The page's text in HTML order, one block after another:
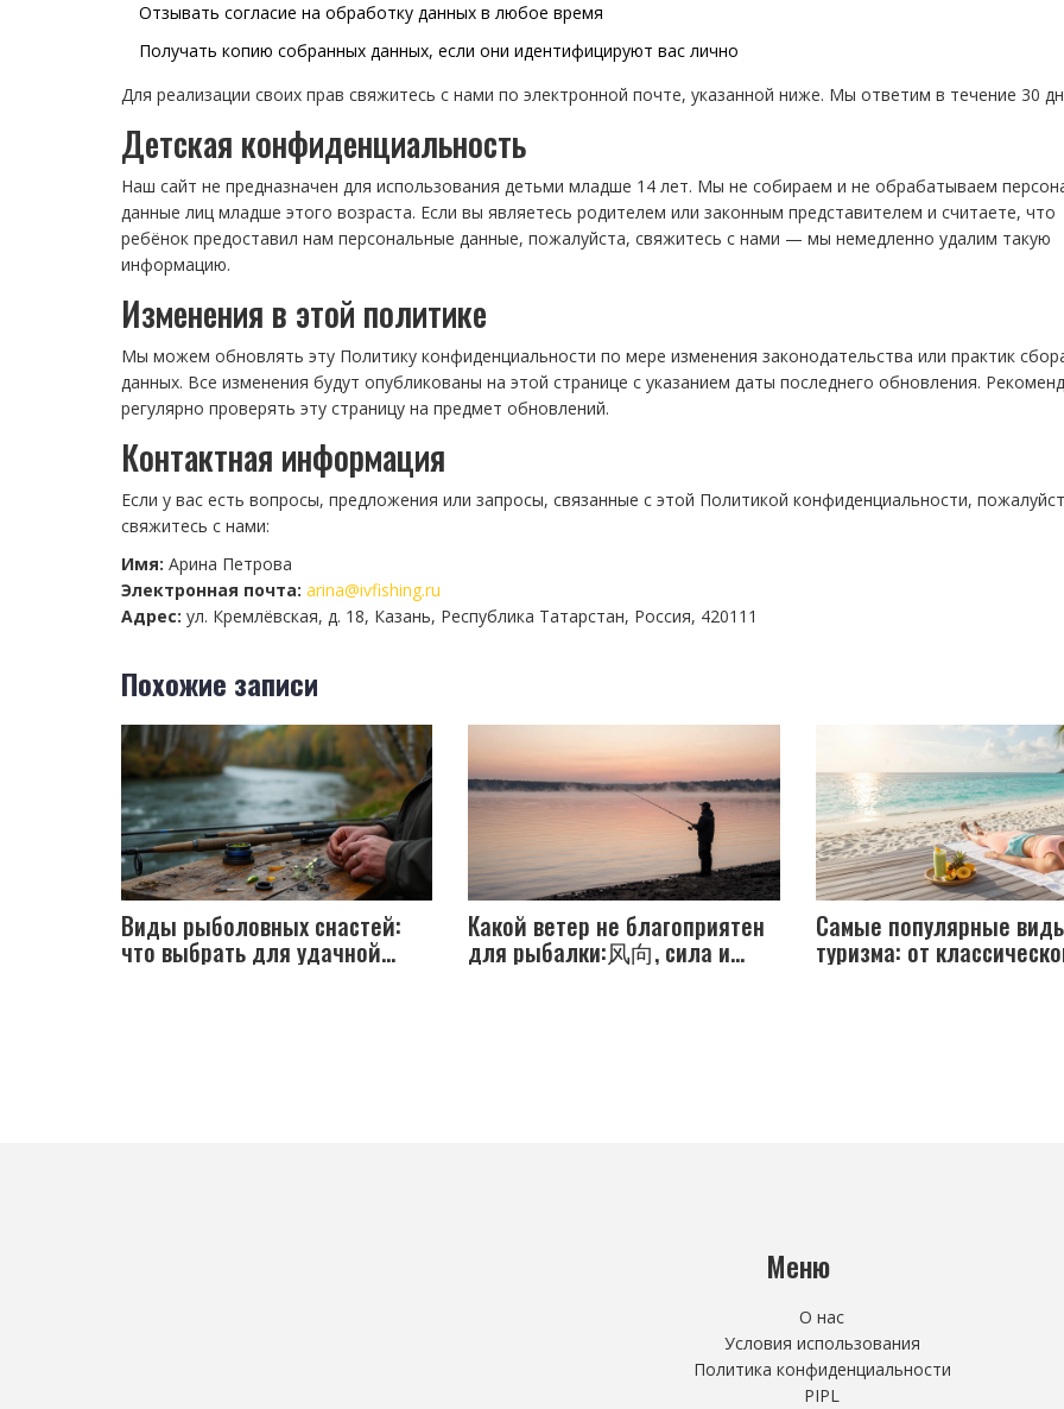
Отзывать согласие на обработку данных в любое время
Получать копию собранных данных, если они идентифицируют вас лично
Для реализации своих прав свяжитесь с нами по электронной почте, указанной ниже. Мы ответим в течение 30
Детская конфиденциальность
Наш сайт не предназначен для использования детьми младше 14 лет. Мы не собираем и не обрабатываем
данные лиц младше этого возраста. Если вы являетесь родителем или законным представителем и считаете, что
ребёнок предоставил нам персональные данные, пожалуйста, свяжитесь с нами — мы немедленно удалим такую
информацию.
Изменения в этой политике
Мы можем обновлять эту Политику конфиденциальности по мере изменения законодательства или практик
данных. Все изменения будут опубликованы на этой странице с указанием даты последнего обновления.
регулярно проверять эту страницу на предмет обновлений.
Контактная информация
Если у вас есть вопросы, предложения или запросы, связанные с этой Политикой конфиденциальности,
свяжитесь с нами:
Имя: Арина Петрова
Электронная почта: arina@ivfishing.ru
Адрес: ул. Кремлёвская, д. 18, Казань, Республика Татарстан, Россия, 420111
Похожие записи
Виды рыболовных снастей:
что выбрать для удачной
Какой ветер не благоприятен
для рыбалки:风向, сила и
Самые популярные
туризма: от
Меню
О нас
Условия использования
Политика конфиденциальности
PIPL